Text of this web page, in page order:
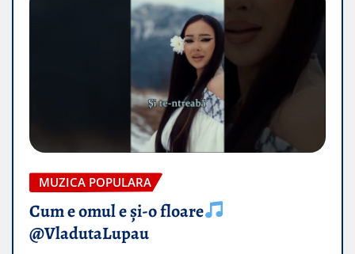
MUZICA POPULARA
Cum e omul e și-o floare
@VladutaLupau